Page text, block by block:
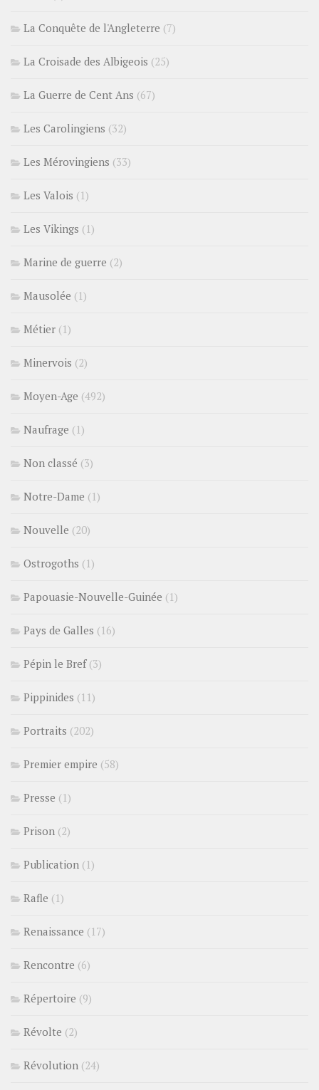
La Conquête de l'Angleterre (7)
La Croisade des Albigeois (25)
La Guerre de Cent Ans (67)
Les Carolingiens (32)
Les Mérovingiens (33)
Les Valois (1)
Les Vikings (1)
Marine de guerre (2)
Mausolée (1)
Métier (1)
Minervois (2)
Moyen-Age (492)
Naufrage (1)
Non classé (3)
Notre-Dame (1)
Nouvelle (20)
Ostrogoths (1)
Papouasie-Nouvelle-Guinée (1)
Pays de Galles (16)
Pépin le Bref(3)
Pippinides (11)
Portraits (202)
Premier empire (58)
Presse (1)
Prison (2)
Publication (1)
Rafle (1)
Renaissance (17)
Rencontre (6)
Répertoire (9)
Révolte (2)
Révolution (24)